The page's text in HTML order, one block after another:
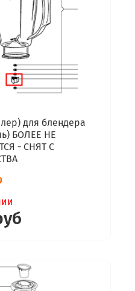
для блендера
БОЛЕЕ НЕ
- СНЯТ С